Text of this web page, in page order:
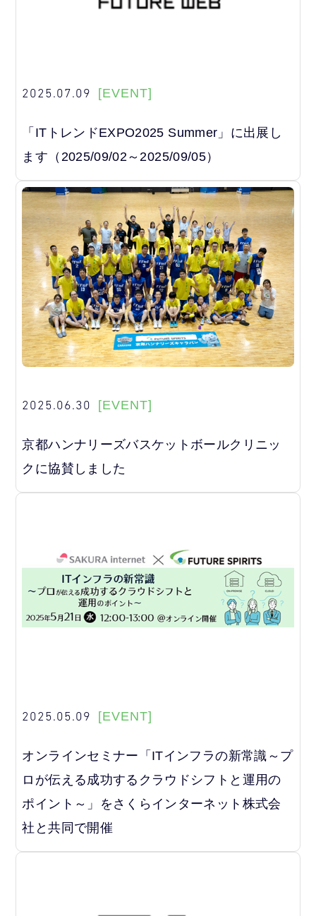
2025.07.09 [EVENT]
「ITトレンドEXPO2025 Summer」に出展し
ます（2025/09/02～2025/09/05）
2025.06.30 [EVENT]
京都ハンナリーズバスケットボールクリニッ
クに協賛しました
2025.05.09 [EVENT]
オンラインセミナー「ITインフラの新常識～プ
ロが伝える成功するクラウドシフトと運用の
ポイント～」をさくらインターネット株式会
社と共同で開催